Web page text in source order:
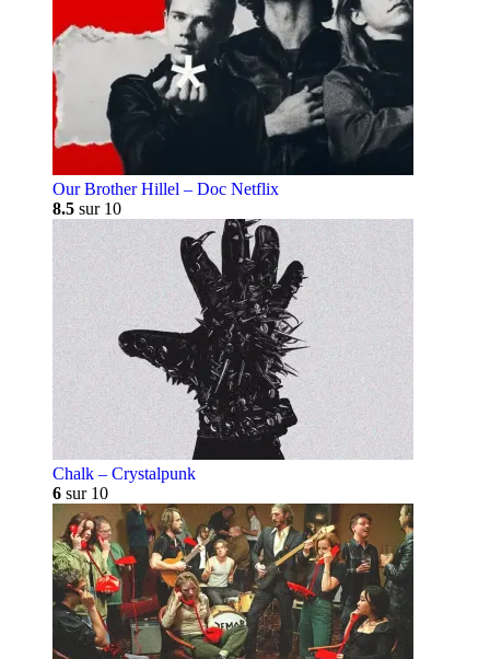
Our Brother Hillel – Doc Netflix
8.5 sur 10
Chalk – Crystalpunk
6 sur 10